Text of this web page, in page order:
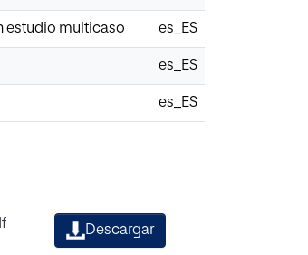
estudio multicaso es_ES
es_ES
es_ES
Descargar